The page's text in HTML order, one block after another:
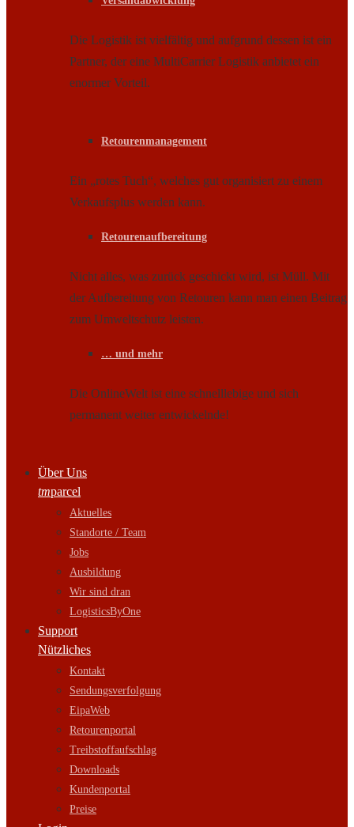
Die Logistik ist vielfältig und aufgrund dessen ist ein
Partner, der eine MultiCarrier Logistik anbietet ein
enormer Vorteil.
Retourenmanagement
Ein „rotes Tuch“, welches gut organisiert zu einem
Verkaufsplus werden kann.
Retourenaufbereitung
Nicht alles, was zurück geschickt wird, ist Müll. Mit
der Aufbereitung von Retouren kann man einen Beitrag
zum Umweltschutz leisten.
… und mehr
Die OnlineWelt ist eine schnelllebige und sich
permanent weiter entwickelnde!
Über Uns
tmparcel
Aktuelles
Standorte / Team
Jobs
Ausbildung
Wir sind dran
LogisticsByOne
Support
Nützliches
Kontakt
Sendungsverfolgung
EipaWeb
Retourenportal
Treibstoffaufschlag
Downloads
Kundenportal
Preise